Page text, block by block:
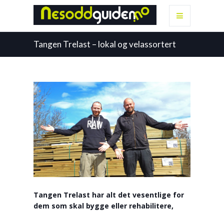
Tangen Trelast – lokal og velassortert
Tangen Trelast har alt det vesentlige for
dem som skal bygge eller rehabilitere,